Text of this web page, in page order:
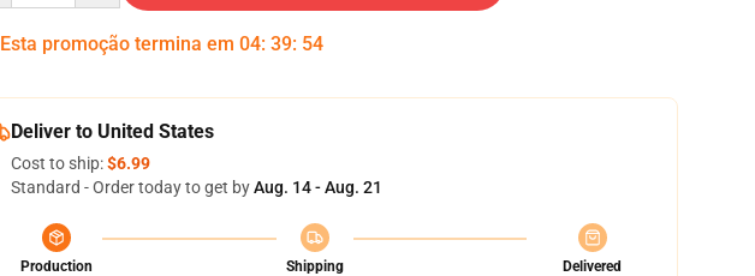
Esta promoção termina em 04: 39: 53
Deliver to United States
Cost to ship:$6.99
Standard - Order today to get byAug. 14 - Aug. 21
Production
Shipping
Delivered